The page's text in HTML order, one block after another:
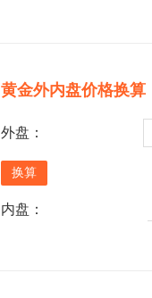
黄金外内盘价格换算
外盘：
内盘：